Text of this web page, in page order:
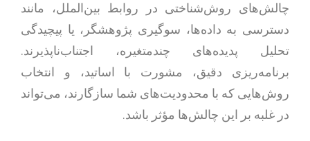
چالش‌های روش‌شناختی در روابط بین‌الملل، مانند
دسترسی به داده‌ها، سوگیری پژوهشگر، یا پیچیدگی
تحلیل پدیده‌های چندمتغیره، اجتناب‌ناپذیرند.
برنامه‌ریزی دقیق، مشورت با اساتید، و انتخاب
روش‌هایی که با محدودیت‌های شما سازگارند، می‌تواند
در غلبه بر این چالش‌ها مؤثر باشد.